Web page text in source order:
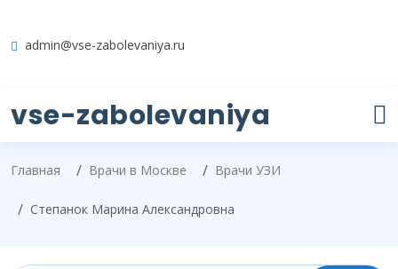
admin@vse-zabolevaniya.ru
vse-zabolevaniya
Главная Врачи в Москве Врачи УЗИ
Степанок Марина Александровна